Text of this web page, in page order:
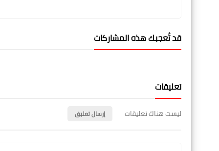
قد تُعجبك هذه المشاركات
تعليقات
ليست هناك تعليقات إرسال تعليق